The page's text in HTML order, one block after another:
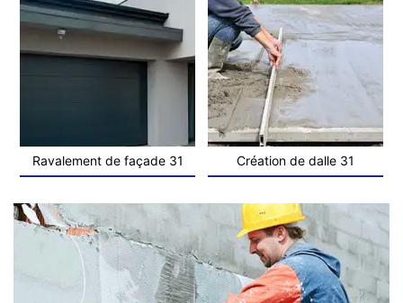
Ravalement de façade 31 Création de dalle 31